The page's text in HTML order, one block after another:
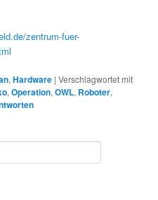
zentrum-fuer-
,Hardware |Verschlagwortet mit
,Operation,OWL, Roboter,